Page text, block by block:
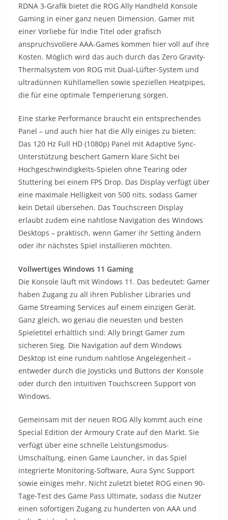
RDNA 3-Grafik bietet die ROG Ally Handheld Konsole
Gaming in einer ganz neuen Dimension. Gamer mit
einer Vorliebe für Indie Titel oder grafisch
anspruchsvollere AAA-Games kommen hier voll auf ihre
Kosten. Möglich wird das auch durch das Zero Gravity-
Thermalsystem von ROG mit Dual-Lüfter-System und
ultradünnen Kühllamellen sowie speziellen Heatpipes,
die für eine optimale Temperierung sorgen.
Eine starke Performance braucht ein entsprechendes
Panel – und auch hier hat die Ally einiges zu bieten:
Das 120 Hz Full HD (1080p) Panel mit Adaptive Sync-
Unterstützung beschert Gamern klare Sicht bei
Hochgeschwindigkeits-Spielen ohne Tearing oder
Stuttering bei einem FPS Drop. Das Display verfügt über
eine maximale Helligkeit von 500 nits, sodass Gamer
kein Detail übersehen. Das Touchscreen Display
erlaubt zudem eine nahtlose Navigation des Windows
Desktops – praktisch, wenn Gamer ihr Setting ändern
oder ihr nächstes Spiel installieren möchten.
Vollwertiges Windows 11 Gaming
Die Konsole läuft mit Windows 11. Das bedeutet: Gamer
haben Zugang zu all ihren Publisher Libraries und
Game Streaming Services auf einem einzigen Gerät.
Ganz gleich, wo genau die neuesten und besten
Spieletitel erhältlich sind: Ally bringt Gamer zum
sicheren Sieg. Die Navigation auf dem Windows
Desktop ist eine rundum nahtlose Angelegenheit –
entweder durch die Joysticks und Buttons der Konsole
oder durch den intuitiven Touchscreen Support von
Windows.
Gemeinsam mit der neuen ROG Ally kommt auch eine
Special Edition der Armoury Crate auf den Markt. Sie
verfügt über eine schnelle Leistungsmodus-
Umschaltung, einen Game Launcher, in das Spiel
integrierte Monitoring-Software, Aura Sync Support
sowie einiges mehr. Nicht zuletzt bietet ROG einen 90-
Tage-Test des Game Pass Ultimate, sodass die Nutzer
einen sofortigen Zugang zu hunderten von AAA und